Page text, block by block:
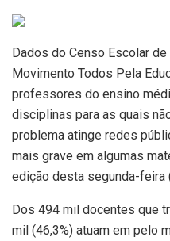
Dados do Censo Escolar
Movimento Todos Pela
professores do ensino
disciplinas para as quais
problema atinge redes
mais grave em algumas
edição desta segunda-feira
Dos 494 mil docentes que
mil (46,3%) atuam em pelo